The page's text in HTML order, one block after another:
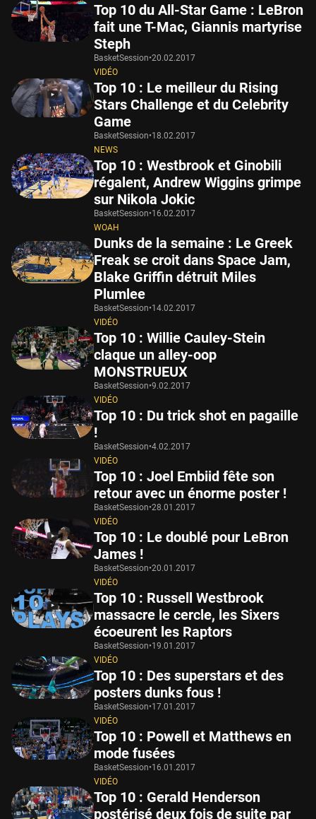
Top 10 du All-Star Game : LeBron
fait une T-Mac, Giannis martyrise
Steph
BasketSession•20.02.2017
VIDÉO
Top 10 : Le meilleur du Rising
Stars Challenge et du Celebrity
Game
BasketSession•18.02.2017
NEWS
Top 10 : Westbrook et Ginobili
régalent, Andrew Wiggins grimpe
sur Nikola Jokic
BasketSession•16.02.2017
WOAH
Dunks de la semaine : Le Greek
Freak se croit dans Space Jam,
Blake Griffin détruit Miles
Plumlee
BasketSession•14.02.2017
VIDÉO
Top 10 : Willie Cauley-Stein
claque un alley-oop
MONSTRUEUX
BasketSession•9.02.2017
VIDÉO
Top 10 : Du trick shot en pagaille
!
BasketSession•4.02.2017
VIDÉO
Top 10 : Joel Embiid fête son
retour avec un énorme poster !
BasketSession•28.01.2017
VIDÉO
Top 10 : Le doublé pour LeBron
James !
BasketSession•20.01.2017
VIDÉO
Top 10 : Russell Westbrook
massacre le cercle, les Sixers
écoeurent les Raptors
BasketSession•19.01.2017
VIDÉO
Top 10 : Des superstars et des
posters dunks fous !
BasketSession•17.01.2017
VIDÉO
Top 10 : Powell et Matthews en
mode fusées
BasketSession•16.01.2017
VIDÉO
Top 10 : Gerald Henderson
postérisé deux fois de suite par